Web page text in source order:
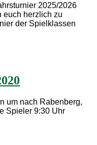
2025/2026
euch herzlich zu
der Spielklassen
um nach Rabenberg,
Spieler 9:30 Uhr